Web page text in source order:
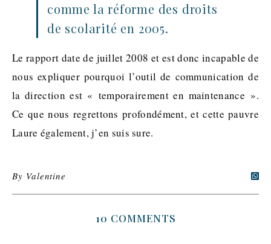
comme la réforme des droits
de scolarité en 2005.
Le rapport date de juillet 2008 et est donc incapable de
nous expliquer pourquoi l’outil de communication de
la direction est « temporairement en maintenance ».
Ce que nous regrettons profondément, et cette pauvre
Laure également, j’en suis sure.
By Valentine
10 COMMENTS